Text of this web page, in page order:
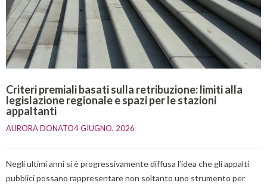
Criteri premiali basati sulla retribuzione: limiti alla
legislazione regionale e spazi per le stazioni
appaltanti
AURORA DONATO4 GIUGNO, 2026
Negli ultimi anni si è progressivamente diffusa l’idea che gli appalti
pubblici possano rappresentare non soltanto uno strumento per